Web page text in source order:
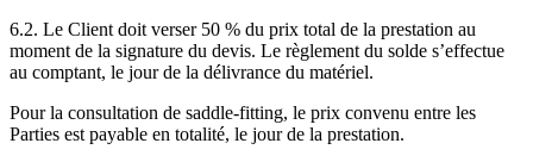
6.2. Le Client doit verser 50 % du prix total de la prestation au
moment de la signature du devis. Le règlement du solde s’effectue
au comptant, le jour de la délivrance du matériel.
Pour la consultation de saddle-fitting, le prix convenu entre les
Parties est payable en totalité, le jour de la prestation.